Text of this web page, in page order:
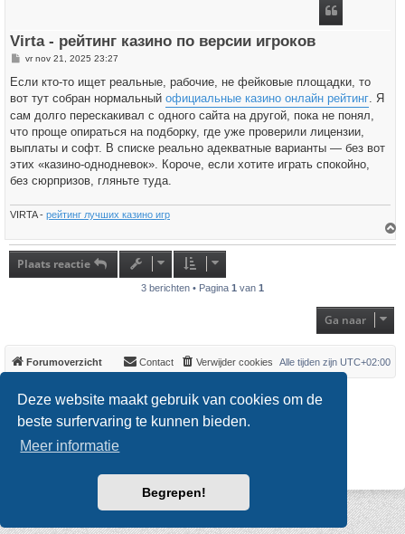
Deze website maakt gebruik van cookies om de
beste surfervaring te kunnen bieden.
Meer informatie
Begrepen!
Virta - рейтинг казино по версии игроков
B
r
c
h
t
vr nov 21, 2025 23:27
Если кто-то ищет реальные, рабочие, не фейковые площадки, то
вот тут собран нормальный официальные казино онлайн рейтинг . Я
сам долго перескакивал с одного сайта на другой, пока не понял,
что проще опираться на подборку, где уже проверили лицензии,
выплаты и софт. В списке реально адекватные варианты — без вот
этих «казино-однодневок». Короче, если хотите играть спокойно,
без сюрпризов, гляньте туда.
VIRTA - рейтинг лучших казино игр
Plaats reactie
3 berichten • Pagina 1 van 1
Ga naar
Forumoverzicht Alle tijden zijn UTC+02:00
Verwijder cookies
Contact
*Original Author:Brad Veryard
*Updated to 3.3.x by MannixMD
* Style version: 3.4.0
Powered by